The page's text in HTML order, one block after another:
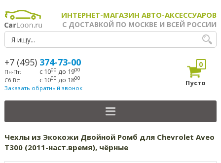
ИНТЕРНЕТ-МАГАЗИН АВТО-АКСЕССУАРОВ
С ДОСТАВКОЙ ПО МОСКВЕ И ВСЕЙ РОССИИ
+7 (495) 374-73-00
Пн-Пт: с 1000 до 1900
Сб-Вс: с 1000 до 1800
Заказать обратный звонок
0
Пусто
Чехлы из Экокожи Двойной Ромб для Chevrolet Aveo
T300 (2011-наст.время), чёрные